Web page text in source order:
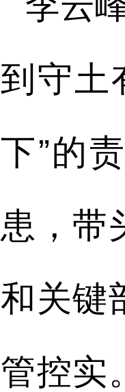
到守土
下”的
患，带
和关键
管控实